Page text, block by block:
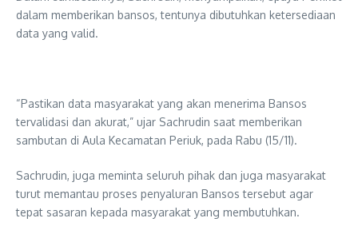
dalam memberikan bansos, tentunya dibutuhkan ketersediaan
data yang valid.
“Pastikan data masyarakat yang akan menerima Bansos
tervalidasi dan akurat,” ujar Sachrudin saat memberikan
sambutan di Aula Kecamatan Periuk, pada Rabu (15/11).
Sachrudin, juga meminta seluruh pihak dan juga masyarakat
turut memantau proses penyaluran Bansos tersebut agar
tepat sasaran kepada masyarakat yang membutuhkan.